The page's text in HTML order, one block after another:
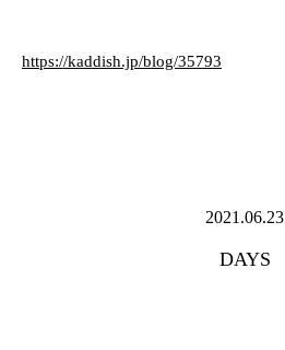
https://kaddish.jp/blog/35793
2021.06.23
DAYS